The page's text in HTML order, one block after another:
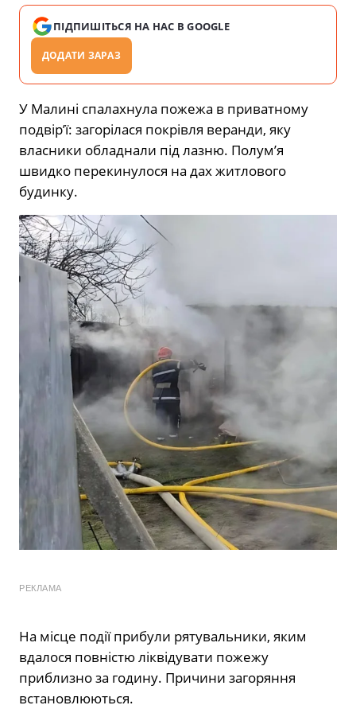
ПІДПИШІТЬСЯ НА НАС В GOOGLE
ДОДАТИ ЗАРАЗ
У Малині спалахнула пожежа в приватному
подвір’ї: загорілася покрівля веранди, яку
власники обладнали під лазню. Полум’я
швидко перекинулося на дах житлового
будинку.
РЕКЛАМА
На місце події прибули рятувальники, яким
вдалося повністю ліквідувати пожежу
приблизно за годину. Причини загоряння
встановлюються.